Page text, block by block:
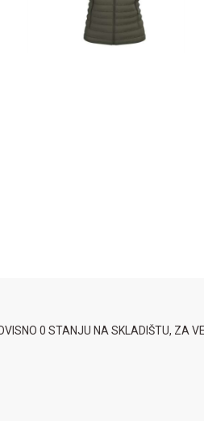
0 STANJU NA SKLADIŠTU, ZA